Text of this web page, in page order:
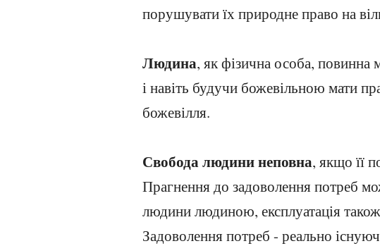
порушувати їх природне право на
Людина, як фізична особа,
і навіть будучи божевільною мати
божевілля.
Свобода людини неповна, якщо її
Прагнення до задоволення потреб
людини людиною, експлуатація
Задоволення потреб - реально